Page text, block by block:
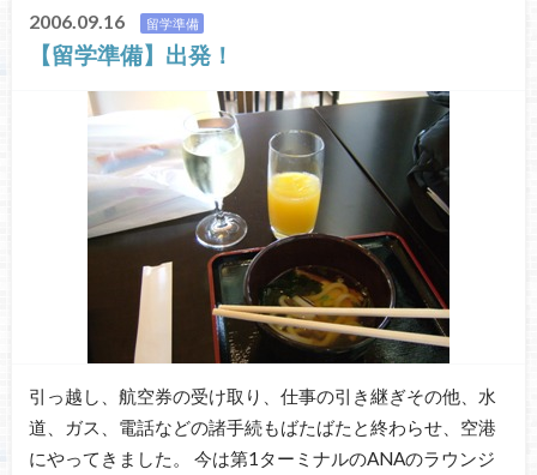
2006.09.16 留学準備
【留学準備】出発！
引っ越し、航空券の受け取り、仕事の引き継ぎその他、水
道、ガス、電話などの諸手続もばたばたと終わらせ、空港
にやってきました。 今は第1ターミナルのANAのラウンジ